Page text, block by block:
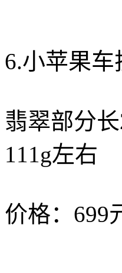
6.小苹果车
翡翠部分
111g左右
价格：699